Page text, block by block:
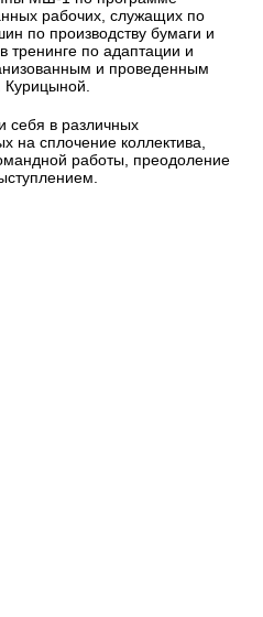
рабочих, служащих по
по производству бумаги и
тренинге по адаптации и
и проведенным
себя в различных
на сплочение коллектива,
работы, преодоление